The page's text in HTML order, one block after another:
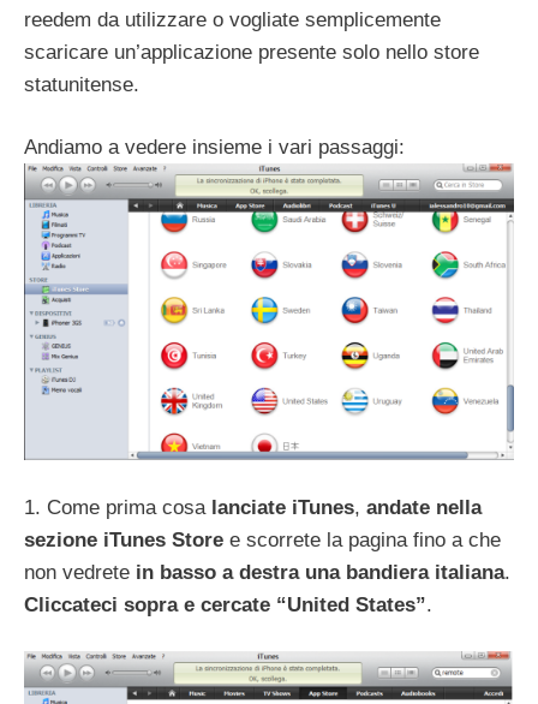
reedem da utilizzare o vogliate semplicemente
scaricare un’applicazione presente solo nello store
statunitense.
Andiamo a vedere insieme i vari passaggi:
1. Come prima cosa lanciate iTunes, andate nella
sezione iTunes Store e scorrete la pagina fino a che
non vedrete in basso a destra una bandiera italiana.
Cliccateci sopra e cercate “United States”.